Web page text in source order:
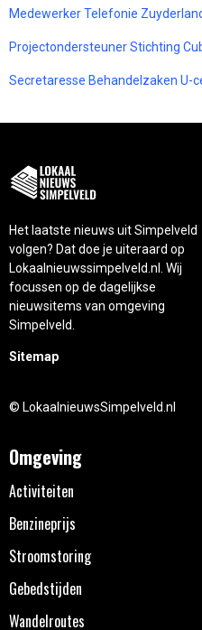
Medewerker Telefonie
Projectondersteuner Stichting
Secretaresse Behandelzaken U-
Het laatste nieuws uit Simpelveld
volgen? Dat doe je uiteraard op
Lokaalnieuwssimpelveld.nl. Wij
focussen op de dagelijkse
nieuwsitems van omgeving
Simpelveld.
Sitemap
© LokaalnieuwsSimpelveld.nl
Omgeving
Activiteiten
Benzineprijs
Stroomstoring
Gebedstijden
Wandelroutes